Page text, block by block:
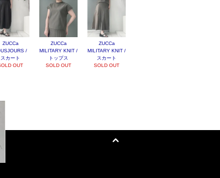
ZUCCa
/
スカート
OUT
ZUCCa
MILITARY KNIT /
トップス
SOLD OUT
ZUCCa
MILITARY KNIT /
スカート
SOLD OUT